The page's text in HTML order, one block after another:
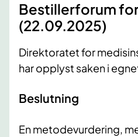
Bestillerforum
(22.09.2025)
Direktoratet for
har opplyst saken i
Beslutning
En metodevurdering,